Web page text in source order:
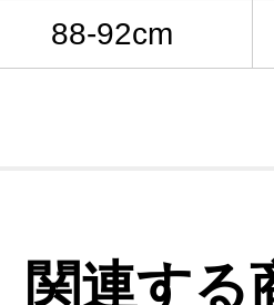
88-92cm
関連する